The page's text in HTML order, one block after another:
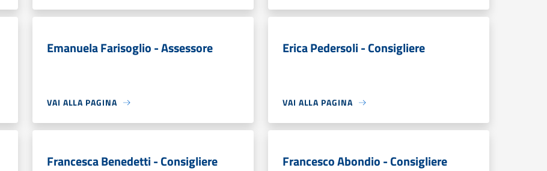
Emanuela Farisoglio - Assessore
VAI ALLA PAGINA
Erica Pedersoli - Consigliere
VAI ALLA PAGINA
Francesca Benedetti - Consigliere Francesco Abondio - Consigliere